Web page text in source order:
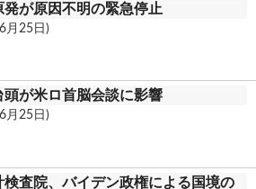
発が原因不明の緊急停止
月25日)
頭が米ロ首脳会談に影響
月25日)
検査院、バイデン政権による国境の